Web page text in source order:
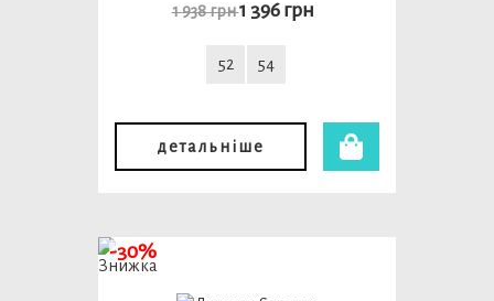
1 938 грн1 396 грн
52 54
детальніше
-30%